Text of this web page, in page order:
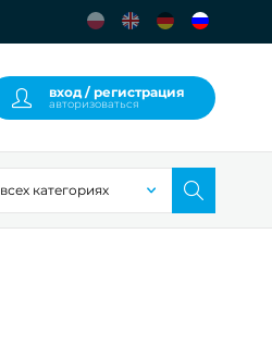
вход / регистрация
авторизоваться